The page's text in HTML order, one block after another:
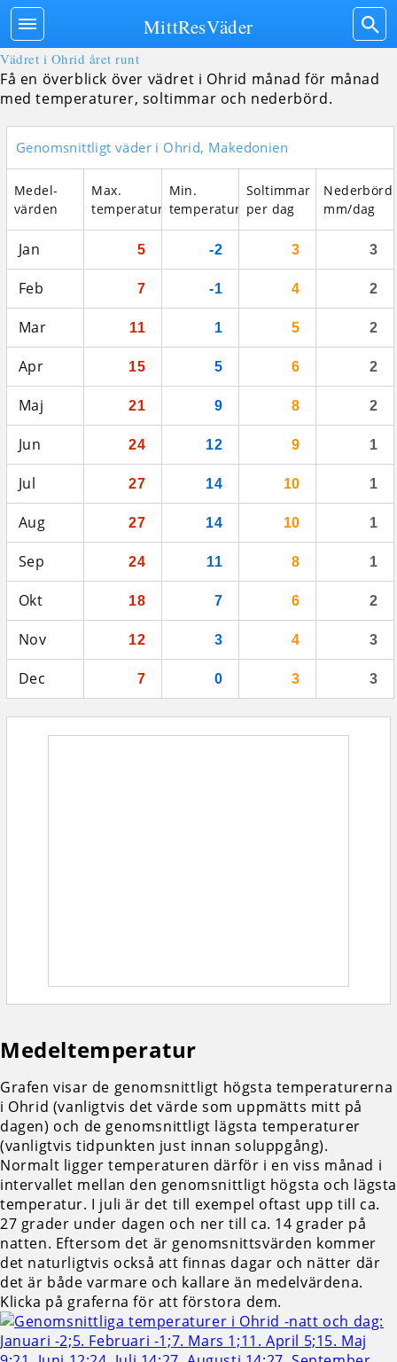
Vädret i Ohrid året runt
Få en överblick över vädret i Ohrid månad för månad
med temperaturer, soltimmar och nederbörd.
Genomsnittligt väder i Ohrid, Makedonien
Medel­
värden
Max.
temperatur
Min.
temperatur
Soltimmar
per dag
Nederbörd
mm/dag
Jan 5 -2 3 3
Feb 7 -1 4 2
Mar 11 1 5 2
Apr 15 5 6 2
Maj 21 9 8 2
Jun 24 12 9 1
Jul 27 14 10 1
Aug 27 14 10 1
Sep 24 11 8 1
Okt 18 7 6 2
Nov 12 3 4 3
Dec 7 0 3 3
Medeltemperatur
Grafen visar de genomsnittligt högsta temperaturerna
i Ohrid (vanligtvis det värde som uppmätts mitt på
dagen) och de genomsnittligt lägsta temperaturer
(vanligtvis tidpunkten just innan soluppgång).
Normalt ligger temperaturen därför i en viss månad i
intervallet mellan den genomsnittligt högsta och lägsta
temperatur. I juli är det till exempel oftast upp till ca.
27 grader under dagen och ner till ca. 14 grader på
natten. Eftersom det är genomsnittsvärden kommer
det naturligtvis också att finnas dagar och nätter där
det är både varmare och kallare än medelvärdena.
Klicka på graferna för att förstora dem.
MittResVäder